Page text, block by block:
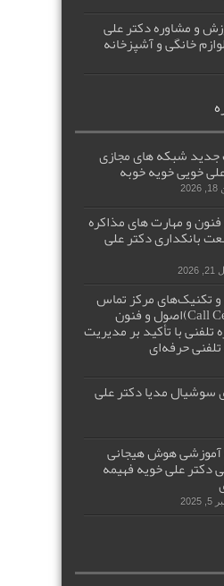
و مشاوره دکتر علی
خانگی و آشپزخانه
جدید شبکه های مجازی
خویی خویه خوبه
و مهارت های مذاکره
بانکداری دکتر علی
تکنیک‌های مرکز تماس
(Call Center)اصول و فنون
تلفنی با تأکید بر مدیریت
تلفنی حرفه‌ای
سوشیال مدیا دکتر علی
آموزشی هوش هیجانی
دکتر علی خویه فهیمه